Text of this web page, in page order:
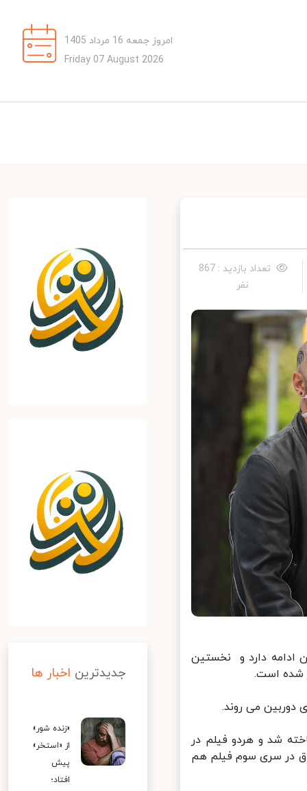
امروز جمعه 16 مرداد 1405
Friday 07 August 2026
تعداد بازدید : 867
نفر
در تهران ادامه دارد و نخستین
شده است.
می روند.
ارشاد» در سال ۹۱ و «گشت ارشاد ۲» در سال ۹۵ ساخته شد و هردو فیلم در
در سری سوم فیلم هم
جدیدترین اخبار ها
«زنده شور»
از «استخر»
پیش
افتاد؛